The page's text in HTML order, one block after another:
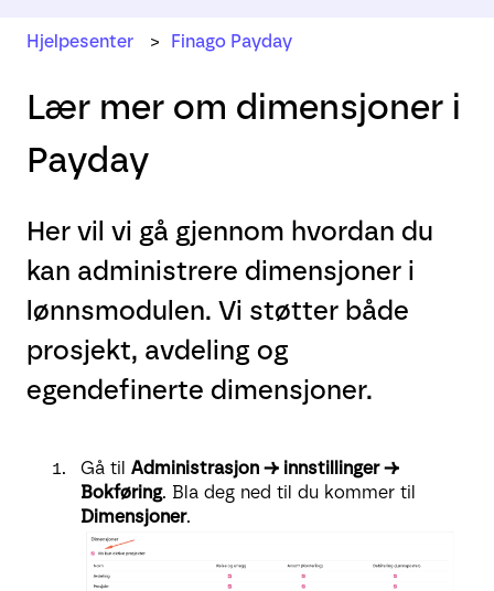
Hjelpesenter Finago Payday
Lær mer om dimensjoner i
Payday
Her vil vi gå gjennom hvordan du
kan administrere dimensjoner i
lønnsmodulen. Vi støtter både
prosjekt, avdeling og
egendefinerte dimensjoner.
Gå til Administrasjon → innstillinger →
Bokføring. Bla deg ned til du kommer til
Dimensjoner.